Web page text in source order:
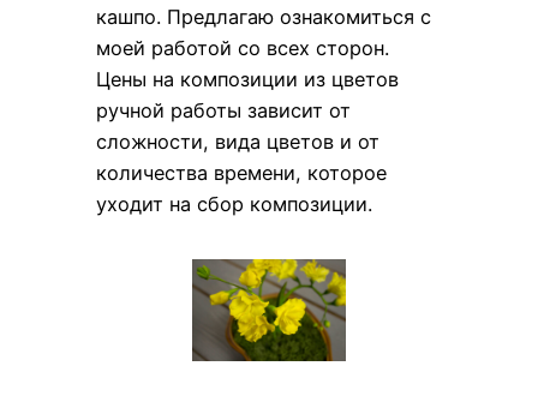
кашпо. Предлагаю ознакомиться с
моей работой со всех сторон.
Цены на композиции из цветов
ручной работы зависит от
сложности, вида цветов и от
количества времени, которое
уходит на сбор композиции.